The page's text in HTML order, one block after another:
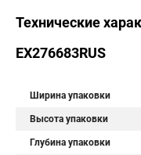
Технические
EX276683RUS
Ширина упаковки
Высота упаковки
Глубина упаковки